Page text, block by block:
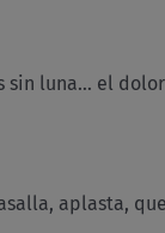
sin luna… el
aplasta,